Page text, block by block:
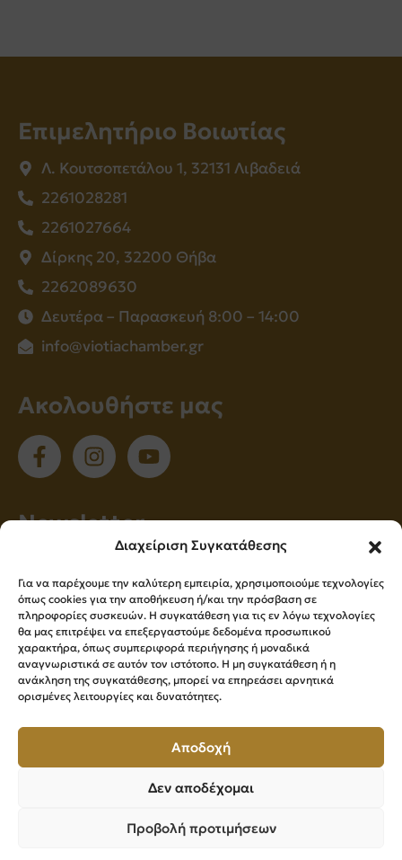
Διαχείριση Συγκατάθεσης
Για να παρέχουμε την καλύτερη εμπειρία, χρησιμοποιούμε τεχνολογίες
όπως cookies για την αποθήκευση ή/και την πρόσβαση σε
πληροφορίες συσκευών. Η συγκατάθεση για τις εν λόγω τεχνολογίες
θα μας επιτρέψει να επεξεργαστούμε δεδομένα προσωπικού
χαρακτήρα, όπως συμπεριφορά περιήγησης ή μοναδικά
αναγνωριστικά σε αυτόν τον ιστότοπο. Η μη συγκατάθεση ή η
ανάκληση της συγκατάθεσης, μπορεί να επηρεάσει αρνητικά
ορισμένες λειτουργίες και δυνατότητες.
Αποδοχή
Δεν αποδέχομαι
Προβολή προτιμήσεων
Επιμελητήριο Βοιωτίας
Λ. Κουτσοπετάλου 1, 32131 Λιβαδειά
2261028281
2261027664
Δίρκης 20, 32200 Θήβα
2262089630
Δευτέρα – Παρασκευή 8:00 – 14:00
info@viotiachamber.gr
Ακολουθήστε μας
Νewsletter
ενημερώνεστε πρώτοι για όλα τα νέα μας!
Εγγραφή
Powered byKnowledge A.E.